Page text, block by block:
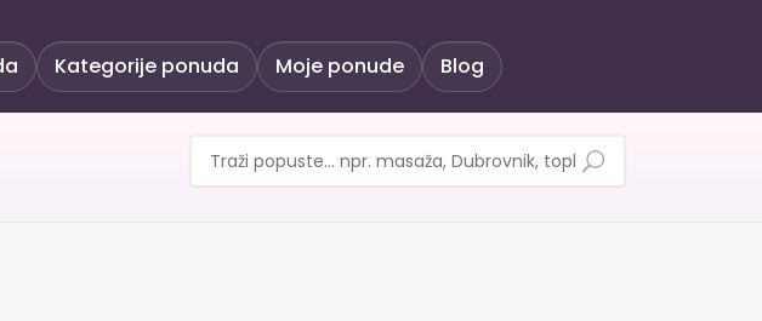
Kategorije ponuda Moje ponude Blog